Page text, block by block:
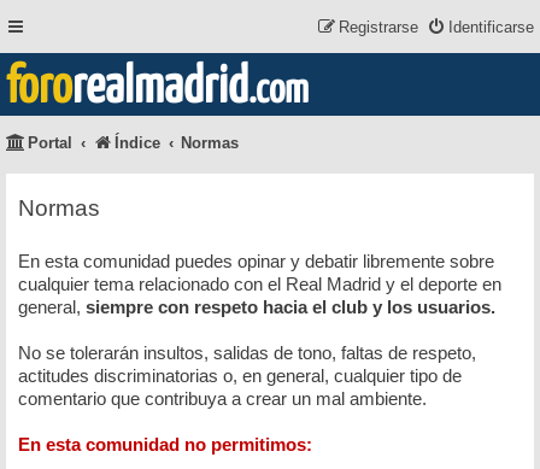
Identificarse
Registrarse
fororealmadrid.com
Portal Índice Normas
Normas
En esta comunidad puedes opinar y debatir libremente sobre
cualquier tema relacionado con el Real Madrid y el deporte en
general, siempre con respeto hacia el club y los usuarios.
No se tolerarán insultos, salidas de tono, faltas de respeto,
actitudes discriminatorias o, en general, cualquier tipo de
comentario que contribuya a crear un mal ambiente.
En esta comunidad no permitimos: